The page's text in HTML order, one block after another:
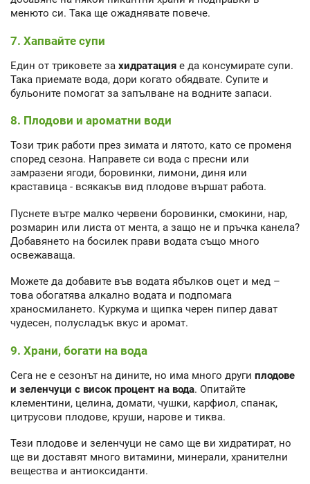
менюто си. Така ще ожаднявате повече.
7. Хапвайте супи
Един от триковете за хидратация е да консумирате супи.
Така приемате вода, дори когато обядвате. Супите и
бульоните помогат за запълване на водните запаси.
8. Плодови и ароматни води
Този трик работи през зимата и лятото, като се променя
според сезона. Направете си вода с пресни или
замразени ягоди, боровинки, лимони, диня или
краставица - всякакъв вид плодове вършат работа.
Пуснете вътре малко червени боровинки, смокини, нар,
розмарин или листа от мента, а защо не и пръчка канела?
Добавянето на босилек прави водата също много
освежаваща.
Можете да добавите във водата ябълков оцет и мед –
това обогатява алкално водата и подпомага
храносмилането. Куркума и щипка черен пипер дават
чудесен, полусладък вкус и аромат.
9. Храни, богати на вода
Сега не е сезонът на дините, но има много други плодове
и зеленчуци с висок процент на вода. Опитайте
клементини, целина, домати, чушки, карфиол, спанак,
цитрусови плодове, круши, нарове и тиква.
Тези плодове и зеленчуци не само ще ви хидратират, но
ще ви доставят много витамини, минерали, хранителни
вещества и антиоксиданти.